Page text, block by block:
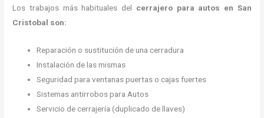
Los trabajos más habituales del cerrajero para autos en San
Cristobal son:
Reparación o sustitución de una cerradura
Instalación de las mismas
Seguridad para ventanas puertas o cajas fuertes
Sistemas antirrobos para Autos
Servicio de cerrajería (duplicado de llaves)